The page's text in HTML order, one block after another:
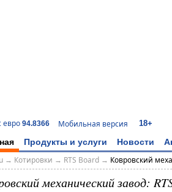
евро 94.8366 Мобильная версия 18+
Продукты и услуги Новости
→ Котировки → RTS Board→ Ковровский
механический завод: